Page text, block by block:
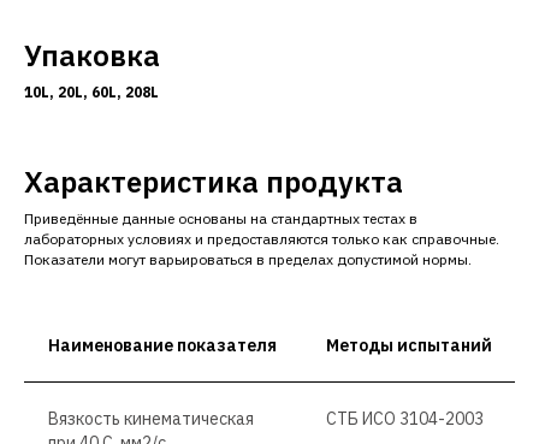
Упаковка
10L, 20L, 60L, 208L
Характеристика продукта
Приведённые данные основаны на стандартных тестах в
лабораторных условиях и предоставляются только как справочные.
Показатели могут варьироваться в пределах допустимой нормы.
Наименование показателя Методы испытаний
Вязкость кинематическая
СТБ ИСО 3104-2003